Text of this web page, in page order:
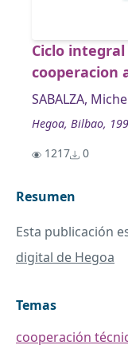
Ciclo
cooperacion
SABALZA,
Hegoa, Bilbao,
1217
0
Resumen
Esta publicación
digital de Hegoa
Temas
cooperación